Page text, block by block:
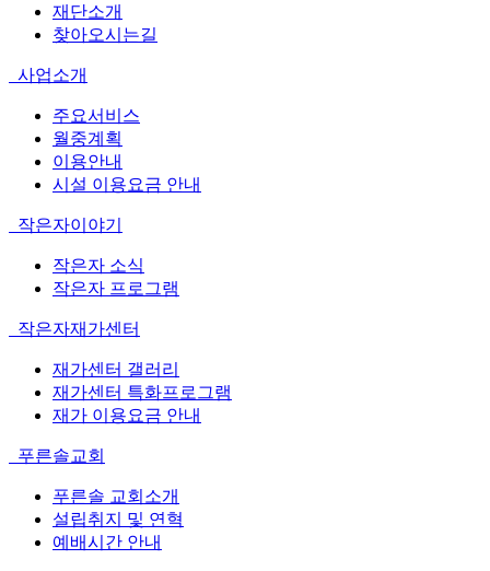
재단소개
찾아오시는길
사업소개
주요서비스
월중계획
이용안내
시설 이용요금 안내
작은자이야기
작은자 소식
작은자 프로그램
작은자재가센터
재가센터 갤러리
재가센터 특화프로그램
재가 이용요금 안내
푸른솔교회
푸른솔 교회소개
설립취지 및 연혁
예배시간 안내